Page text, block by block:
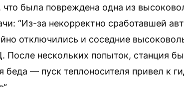
что была повреждена одна из
“Из-за некорректно сработавшей
отключились и соседние
После нескольких попыток, станция
беда — пуск теплоносителя привел к